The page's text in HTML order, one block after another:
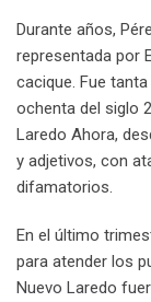
Durante años,
representada por
cacique. Fue
ochenta del siglo
Laredo Ahora,
y adjetivos, con
difamatorios.
En el último
para atender los
Nuevo Laredo